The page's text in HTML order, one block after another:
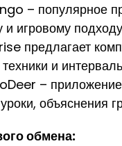
– популярное
и игровому
предлагает
и
– приложение
объяснения
обмена: